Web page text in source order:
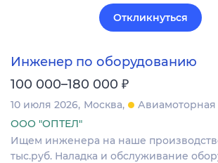
Откликнуться
Инженер по оборудованию
100 000–180 000 ₽
10 июля 2026 Москва
Авиамоторная
ООО "ОПТЕЛ"
Ищем инженера на наше
тыс.руб. Наладка и обслуживание